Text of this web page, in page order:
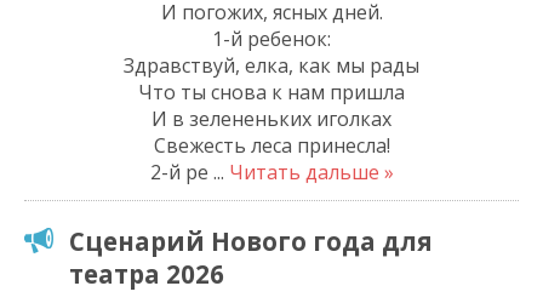
И погожих, ясных дней.
1-й ребенок:
Здравствуй, елка, как мы рады
Что ты снова к нам пришла
И в зелененьких иголках
Свежесть леса принесла!
2-й ре ... Читать дальше »
Сценарий Нового года для
театра 2026